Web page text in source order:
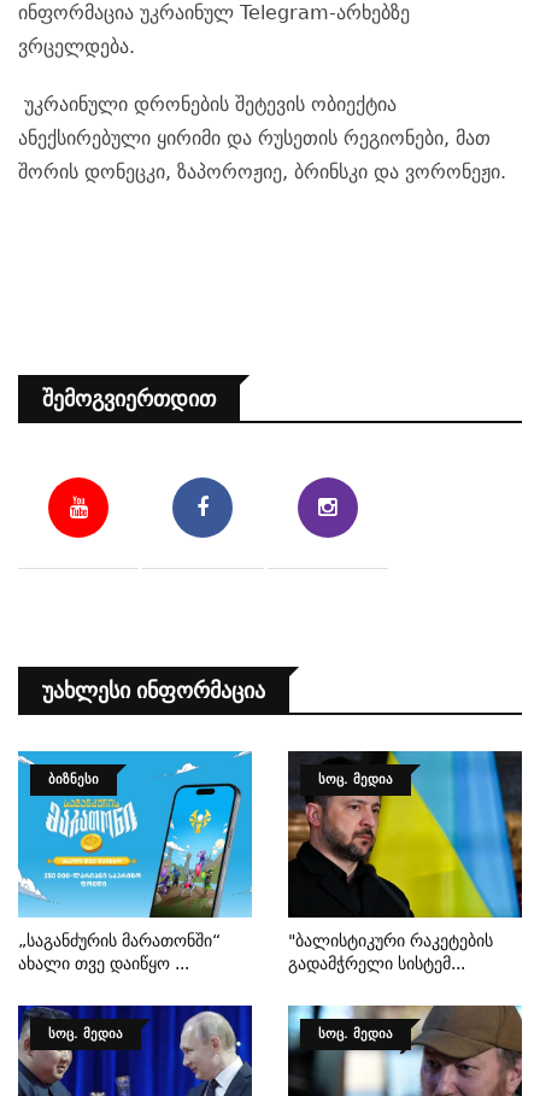
ინფორმაცია უკრაინულ Telegram-არხებზე
ვრცელდება.
უკრაინული დრონების შეტევის ობიექტია
ანექსირებული ყირიმი და რუსეთის რეგიონები, მათ
შორის დონეცკი, ზაპოროჟიე, ბრინსკი და ვორონეჟი.
Შემოგვიერთდით
Უახლესი Ინფორმაცია
ᲑᲘᲖᲜᲔᲡᲘ
„საგანძურის Მარათონში“
Ახალი Თვე Დაიწყო ...
ᲡᲝᲪ. ᲛᲔᲓᲘᲐ
"ბალისტიკური Რაკეტების
Გადამჭრელი Სისტემ...
ᲡᲝᲪ. ᲛᲔᲓᲘᲐ ᲡᲝᲪ. ᲛᲔᲓᲘᲐ